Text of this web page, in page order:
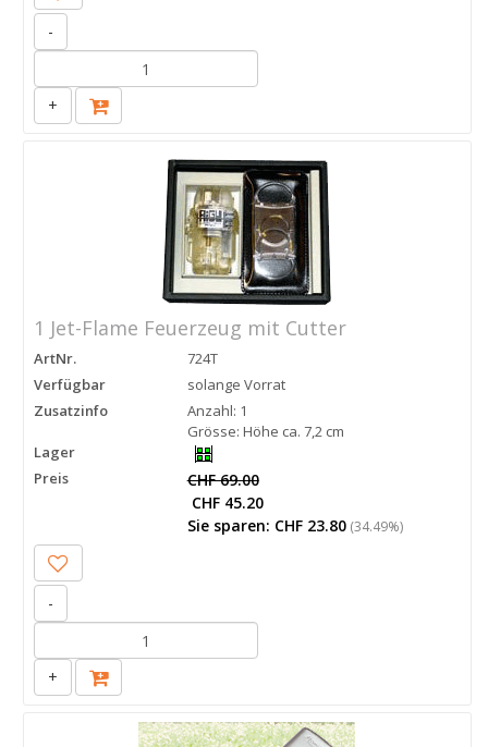
-
+
1 Jet-Flame Feuerzeug mit Cutter
ArtNr.
724T
Verfügbar
solange Vorrat
Zusatzinfo
Anzahl: 1
Grösse: Höhe ca. 7,2 cm
Lager
Preis
CHF 69.00
CHF 45.20
Sie sparen: CHF 23.80(34.49%)
-
+